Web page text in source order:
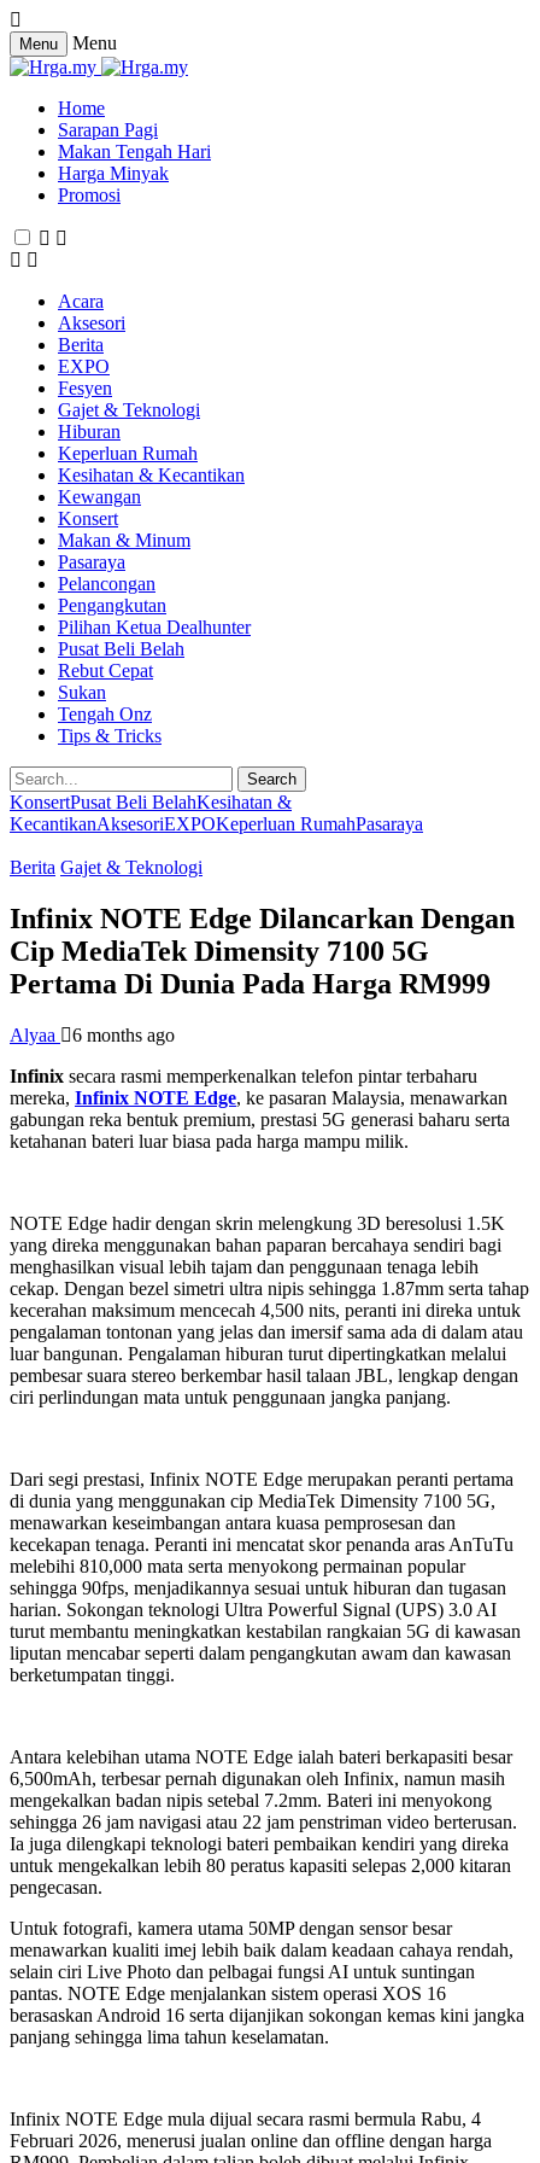
Menu Menu
Home
Sarapan Pagi
Makan Tengah Hari
Harga Minyak
Promosi
Acara
Aksesori
Berita
EXPO
Fesyen
Gajet & Teknologi
Hiburan
Keperluan Rumah
Kesihatan & Kecantikan
Kewangan
Konsert
Makan & Minum
Pasaraya
Pelancongan
Pengangkutan
Pilihan Ketua Dealhunter
Pusat Beli Belah
Rebut Cepat
Sukan
Tengah Onz
Tips & Tricks
Search
KonsertPusat Beli BelahKesihatan &
KecantikanAksesoriEXPOKeperluan RumahPasaraya
Berita Gajet & Teknologi
Infinix NOTE Edge Dilancarkan Dengan
Cip MediaTek Dimensity 7100 5G
Pertama Di Dunia Pada Harga RM999
Alyaa
6 months ago
Infinix secara rasmi memperkenalkan telefon pintar terbaharu
mereka, Infinix NOTE Edge, ke pasaran Malaysia, menawarkan
gabungan reka bentuk premium, prestasi 5G generasi baharu serta
ketahanan bateri luar biasa pada harga mampu milik.
NOTE Edge hadir dengan skrin melengkung 3D beresolusi 1.5K
yang direka menggunakan bahan paparan bercahaya sendiri bagi
menghasilkan visual lebih tajam dan penggunaan tenaga lebih
cekap. Dengan bezel simetri ultra nipis sehingga 1.87mm serta tahap
kecerahan maksimum mencecah 4,500 nits, peranti ini direka untuk
pengalaman tontonan yang jelas dan imersif sama ada di dalam atau
luar bangunan. Pengalaman hiburan turut dipertingkatkan melalui
pembesar suara stereo berkembar hasil talaan JBL, lengkap dengan
ciri perlindungan mata untuk penggunaan jangka panjang.
Dari segi prestasi, Infinix NOTE Edge merupakan peranti pertama
di dunia yang menggunakan cip MediaTek Dimensity 7100 5G,
menawarkan keseimbangan antara kuasa pemprosesan dan
kecekapan tenaga. Peranti ini mencatat skor penanda aras AnTuTu
melebihi 810,000 mata serta menyokong permainan popular
sehingga 90fps, menjadikannya sesuai untuk hiburan dan tugasan
harian. Sokongan teknologi Ultra Powerful Signal (UPS) 3.0 AI
turut membantu meningkatkan kestabilan rangkaian 5G di kawasan
liputan mencabar seperti dalam pengangkutan awam dan kawasan
berketumpatan tinggi.
Antara kelebihan utama NOTE Edge ialah bateri berkapasiti besar
6,500mAh, terbesar pernah digunakan oleh Infinix, namun masih
mengekalkan badan nipis setebal 7.2mm. Bateri ini menyokong
sehingga 26 jam navigasi atau 22 jam penstriman video berterusan.
Ia juga dilengkapi teknologi bateri pembaikan kendiri yang direka
untuk mengekalkan lebih 80 peratus kapasiti selepas 2,000 kitaran
pengecasan.
Untuk fotografi, kamera utama 50MP dengan sensor besar
menawarkan kualiti imej lebih baik dalam keadaan cahaya rendah,
selain ciri Live Photo dan pelbagai fungsi AI untuk suntingan
pantas. NOTE Edge menjalankan sistem operasi XOS 16
berasaskan Android 16 serta dijanjikan sokongan kemas kini jangka
panjang sehingga lima tahun keselamatan.
Infinix NOTE Edge mula dijual secara rasmi bermula Rabu, 4
Februari 2026, menerusi jualan online dan offline dengan harga